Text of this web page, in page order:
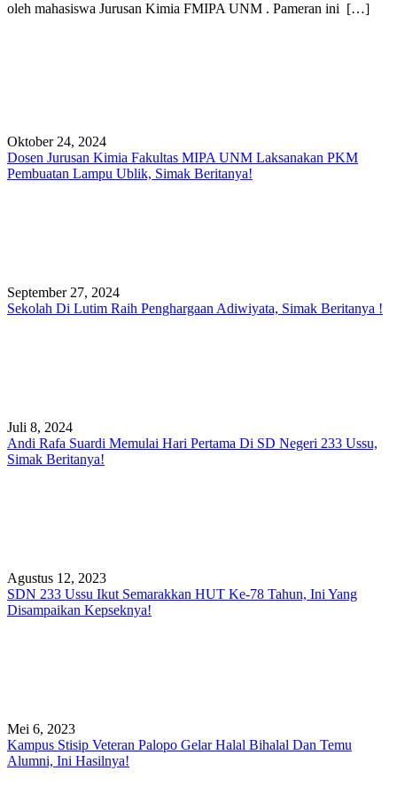
oleh mahasiswa Jurusan Kimia FMIPA UNM . Pameran ini […]
Oktober 24, 2024
Dosen Jurusan Kimia Fakultas MIPA UNM Laksanakan PKM
Pembuatan Lampu Ublik, Simak Beritanya!
September 27, 2024
Sekolah Di Lutim Raih Penghargaan Adiwiyata, Simak Beritanya !
Juli 8, 2024
Andi Rafa Suardi Memulai Hari Pertama Di SD Negeri 233 Ussu,
Simak Beritanya!
Agustus 12, 2023
SDN 233 Ussu Ikut Semarakkan HUT Ke-78 Tahun, Ini Yang
Disampaikan Kepseknya!
Mei 6, 2023
Kampus Stisip Veteran Palopo Gelar Halal Bihalal Dan Temu
Alumni, Ini Hasilnya!